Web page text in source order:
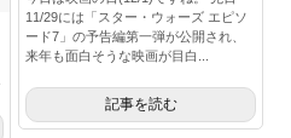
11/29には「スター・ウォーズ エピソ
ード7」の予告編第一弾が公開され、
来年も面白そうな映画が目白...
記事を読む